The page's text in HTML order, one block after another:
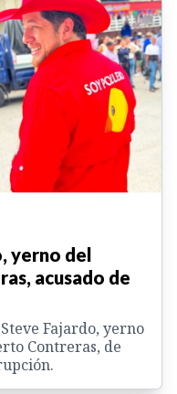
yerno del
acusado de
Fajardo, yerno
Contreras, de